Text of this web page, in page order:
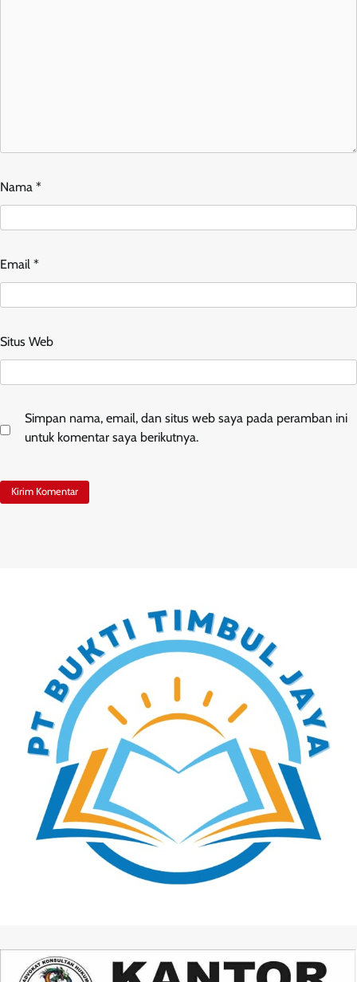
Nama *
Email *
Situs Web
Simpan nama, email, dan situs web saya pada peramban ini
untuk komentar saya berikutnya.